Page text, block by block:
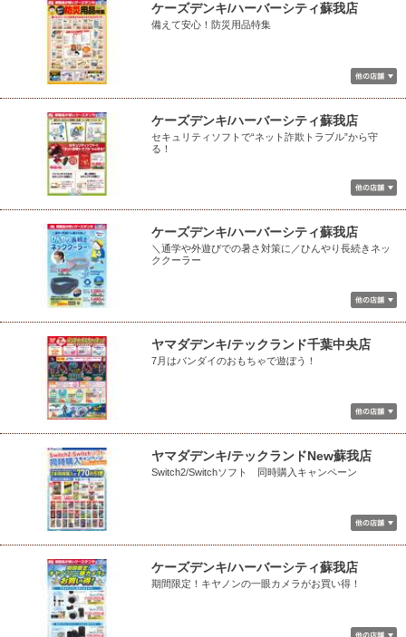
ケーズデンキ/ハーバーシティ蘇我店
備えて安心！防災用品特集
ケーズデンキ/ハーバーシティ蘇我店
セキュリティソフトで“ネット詐欺トラブル”から守
る！
ケーズデンキ/ハーバーシティ蘇我店
＼通学や外遊びでの暑さ対策に／ひんやり長続きネッ
ククーラー
ヤマダデンキ/テックランド千葉中央店
7月はバンダイのおもちゃで遊ぼう！
ヤマダデンキ/テックランドNew蘇我店
Switch2/Switchソフト 同時購入キャンペーン
ケーズデンキ/ハーバーシティ蘇我店
期間限定！キヤノンの一眼カメラがお買い得！